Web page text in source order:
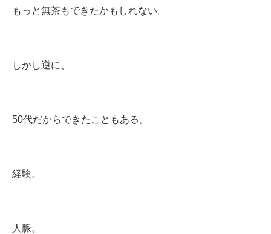
もっと無茶もできたかもしれない。
しかし逆に、
50代だからできたこともある。
経験。
人脈。